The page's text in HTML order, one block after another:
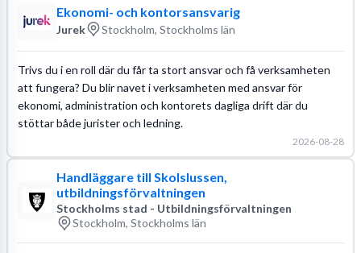
Ekonomi- och kontorsansvarig
Jurek Stockholm, Stockholms län
Trivs du i en roll där du får ta stort ansvar och få verksamheten
att fungera? Du blir navet i verksamheten med ansvar för
ekonomi, administration och kontorets dagliga drift där du
stöttar både jurister och ledning.
2026-08-28
Handläggare till Skolslussen,
utbildningsförvaltningen
Stockholms stad - Utbildningsförvaltningen
Stockholm, Stockholms län